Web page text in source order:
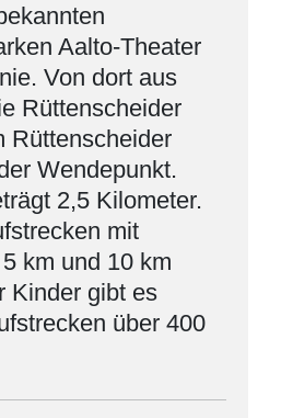
Aalto-Theater
Von dort aus
Rüttenscheider
Rüttenscheider
Wendepunkt.
2,5 Kilometer.
mit
km und 10 km
Kinder gibt es
über 400